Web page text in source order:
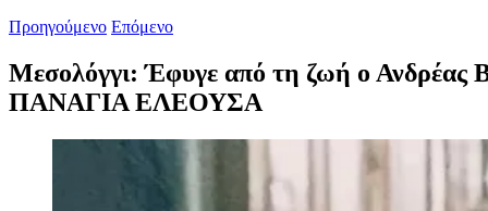
Προηγούμενο Επόμενο
Μεσολόγγι: Έφυγε από τη ζωή ο Ανδρέας
ΠΑΝΑΓΙΑ ΕΛΕΟΥΣΑ